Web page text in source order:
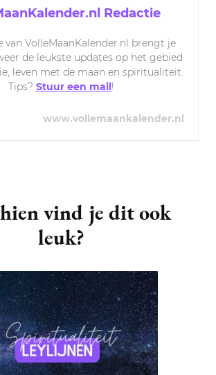
Redactie
van VolleMaanKalender.nl brengt je
de leukste updates op het gebied
leven met de maan en spiritualiteit.
Tips? Stuur een mail!
www.vollemaankalender.nl
vind je dit ook
leuk?